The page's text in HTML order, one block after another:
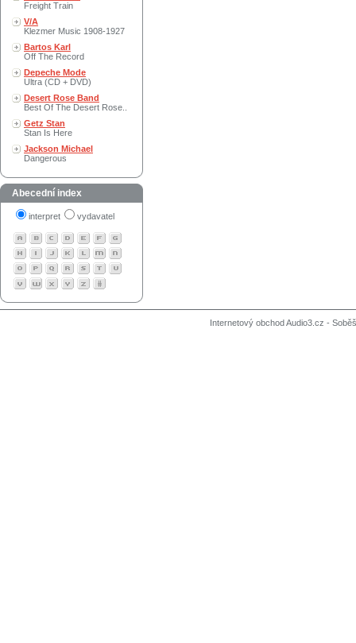
Freight Train
V/A
Klezmer Music 1908-1927
Bartos Karl
Off The Record
Depeche Mode
Ultra (CD + DVD)
Desert Rose Band
Best Of The Desert Rose..
Getz Stan
Stan Is Here
Jackson Michael
Dangerous
Abecední index
interpret vydavatel
Internetový obchod Audio3.cz -